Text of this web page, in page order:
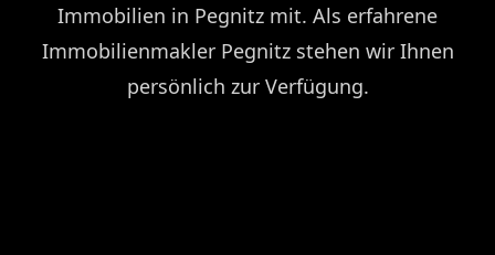
Immobilien in Pegnitz mit. Als erfahrene
Immobilienmakler Pegnitz stehen wir Ihnen
persönlich zur Verfügung.